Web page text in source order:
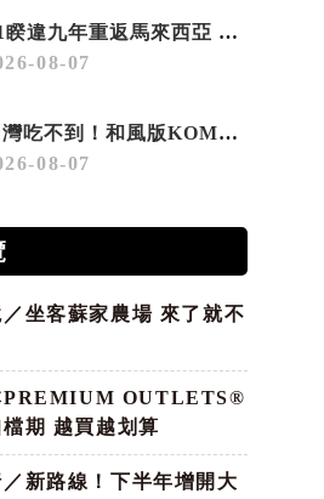
F1睽違九年重返馬來西亞 三大國際賽事打造10月運動旅遊熱潮 賽車、自行車、路跑同週登場
08-07
台灣吃不到！和風版KOMEDA咖啡讓你吃遍名古屋在地美食
08-07
坐客蘇家農場 來了就不
PREMIUM OUTLETS®
期 越買越划算
新路線！下半年增開大